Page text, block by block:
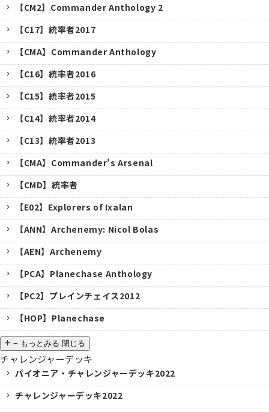
【CM2】Commander Anthology 2
【C17】統率者2017
【CMA】Commander Anthology
【C16】統率者2016
【C15】統率者2015
【C14】統率者2014
【C13】統率者2013
【CMA】Commander's Arsenal
【CMD】統率者
【E02】Explorers of Ixalan
【ANN】Archenemy: Nicol Bolas
【AEN】Archenemy
【PCA】Planechase Anthology
【PC2】プレインチェイス2012
【HOP】Planechase
− もっとみる 閉じる
チャレンジャーデッキ
パイオニア・チャレンジャーデッキ2022
チャレンジャーデッキ2022